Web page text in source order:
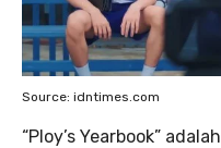
Source: idntimes.com
“Ploy’s Yearbook”